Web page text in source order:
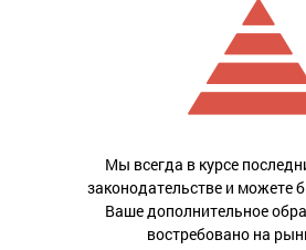
Мы всегда в курсе
законодательстве и можете
Ваше дополнительное
востребовано на